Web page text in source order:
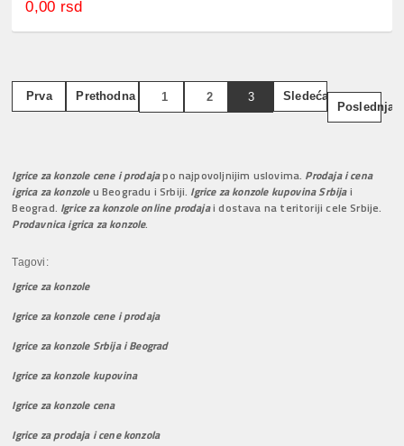
0,00 rsd
Prva Prethodna 1 2 3
Sledeća
Poslednja
Igrice za konzole cene i prodajapo najpovoljnijim uslovima. Prodaja i cena
igrica za konzoleu Beogradu i Srbiji. Igrice za konzole kupovina Srbijai
Beograd. Igrice za konzole online prodajai dostava na teritoriji cele Srbije.
Prodavnica igrica za konzole.
Tagovi:
Igrice za konzole
Igrice za konzole cene i prodaja
Igrice za konzole Srbija i Beograd
Igrice za konzole kupovina
Igrice za konzole cena
Igrice za prodaja i cene konzola